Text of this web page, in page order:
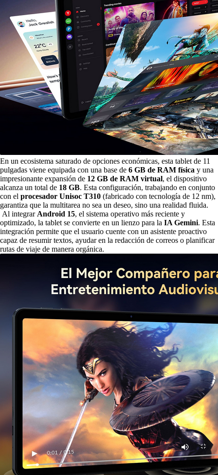
En un ecosistema saturado de opciones económicas, esta tablet de 11
pulgadas viene equipada con una base de 6 GB de RAM física y una
impresionante expansión de 12 GB de RAM virtual, el dispositivo
alcanza un total de 18 GB. Esta configuración, trabajando en conjunto
con el procesador Unisoc T310 (fabricado con tecnología de 12 nm),
garantiza que la multitarea no sea un deseo, sino una realidad fluida.
Al integrar Android 15, el sistema operativo más reciente y
optimizado, la tablet se convierte en un lienzo para la IA Gemini. Esta
integración permite que el usuario cuente con un asistente proactivo
capaz de resumir textos, ayudar en la redacción de correos o planificar
rutas de viaje de manera orgánica.